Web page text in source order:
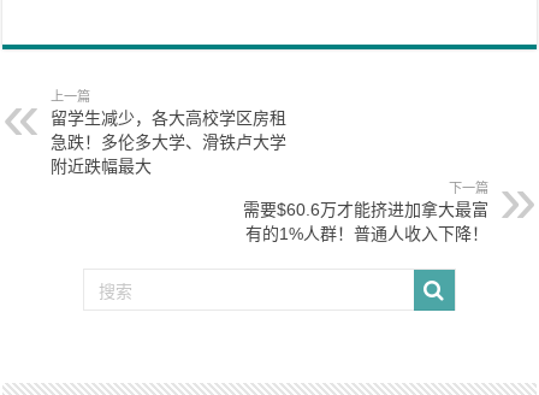
上一篇
留学生减少，各大高校学区房租
急跌！多伦多大学、滑铁卢大学
附近跌幅最大
下一篇
需要$60.6万才能挤进加拿大最富
有的1%人群！普通人收入下降！